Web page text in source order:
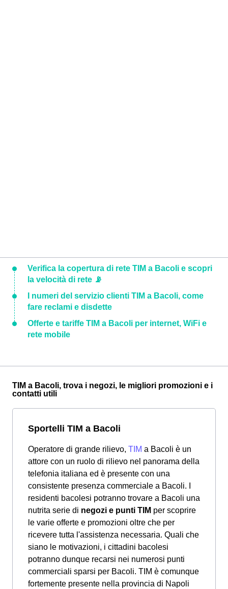
Verifica la copertura di rete TIM a Bacoli e scopri
la velocità di rete 📡
I numeri del servizio clienti TIM a Bacoli, come
fare reclami e disdette
Offerte e tariffe TIM a Bacoli per internet, WiFi e
rete mobile
TIM a Bacoli, trova i negozi, le migliori promozioni e i
contatti utili
Sportelli TIM a Bacoli
Operatore di grande rilievo, TIM a Bacoli è un
attore con un ruolo di rilievo nel panorama della
telefonia italiana ed è presente con una
consistente presenza commerciale a Bacoli. I
residenti bacolesi potranno trovare a Bacoli una
nutrita serie di negozi e punti TIM per scoprire
le varie offerte e promozioni oltre che per
ricevere tutta l'assistenza necessaria. Quali che
siano le motivazioni, i cittadini bacolesi
potranno dunque recarsi nei numerosi punti
commerciali sparsi per Bacoli. TIM è comunque
fortemente presente nella provincia di Napoli